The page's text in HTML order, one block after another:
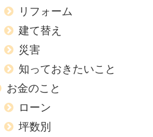
リフォーム
建て替え
災害
知っておきたいこと
お金のこと
ローン
坪数別